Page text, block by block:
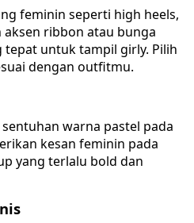
feminin seperti high heels,
ribbon atau bunga
tepat untuk tampil girly. Pilih
dengan outfitmu.
warna pastel pada
kesan feminin pada
yang terlalu bold dan